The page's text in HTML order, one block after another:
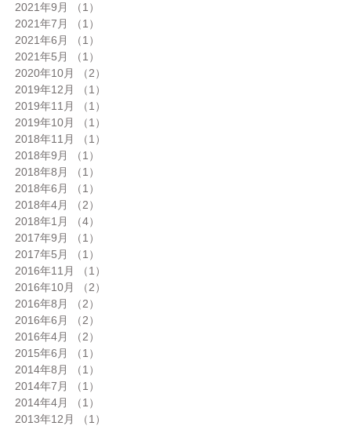
2021年9月
（1）
2021年7月
（1）
2021年6月
（1）
2021年5月
（1）
2020年10月
（2）
2019年12月
（1）
2019年11月
（1）
2019年10月
（1）
2018年11月
（1）
2018年9月
（1）
2018年8月
（1）
2018年6月
（1）
2018年4月
（2）
2018年1月
（4）
2017年9月
（1）
2017年5月
（1）
2016年11月
（1）
2016年10月
（2）
2016年8月
（2）
2016年6月
（2）
2016年4月
（2）
2015年6月
（1）
2014年8月
（1）
2014年7月
（1）
2014年4月
（1）
2013年12月
（1）